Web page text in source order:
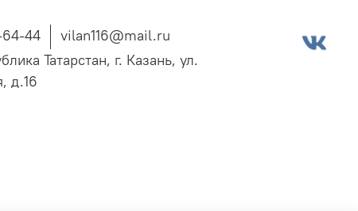
44
vilan116@mail.ru
Татарстан, г. Казань, ул.
д.16